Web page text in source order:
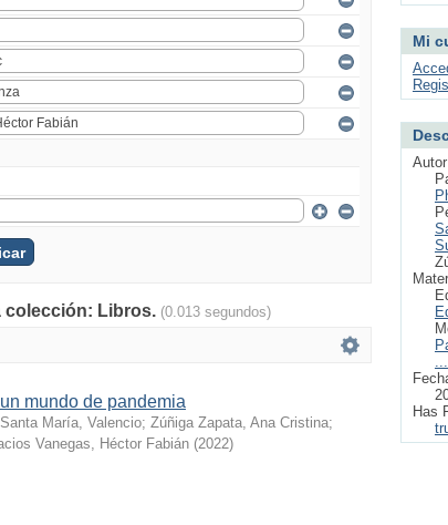
colección: Libros. (0.013 segundos)
mundo de pandemia
Santa María, Valencio; Zúñiga Zapata, Ana Cristina;
Vanegas, Héctor Fabián (2022)
Mi
Autor
Has